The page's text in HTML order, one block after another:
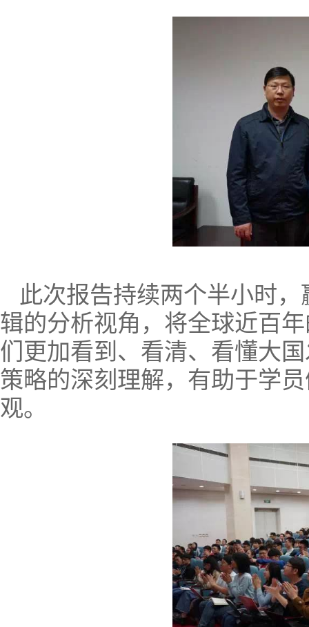
此次报告持续两个半小时
辑的分析视角，将全球近百
们更加看到、看清、看懂大
策略的深刻理解，有助于学
观。